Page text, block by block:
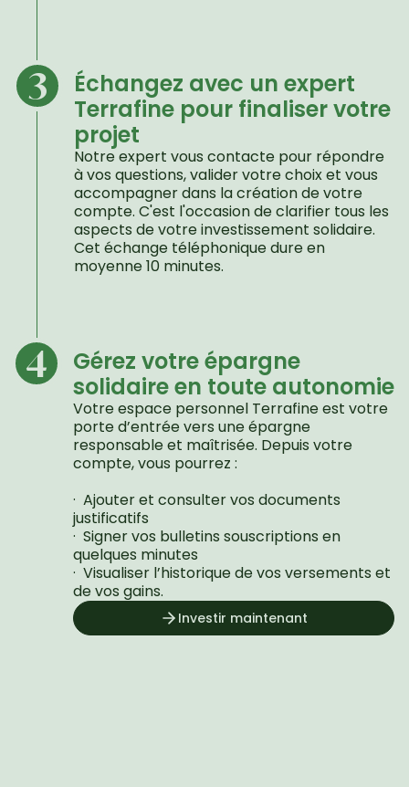
3
Échangez avec un expert
Terrafine pour finaliser votre
projet
Notre expert vous contacte pour répondre
à vos questions, valider votre choix et vous
accompagner dans la création de votre
compte. C'est l'occasion de clarifier tous les
aspects de votre investissement solidaire.
Cet échange téléphonique dure en
moyenne 10 minutes.
4
Gérez votre épargne
solidaire en toute autonomie
Votre espace personnel Terrafine est votre
porte d’entrée vers une épargne
responsable et maîtrisée. Depuis votre
compte, vous pourrez :
·  Ajouter et consulter vos documents
justificatifs
·  Signer vos bulletins souscriptions en
quelques minutes
·  Visualiser l’historique de vos versements et
de vos gains.
Investir maintenant